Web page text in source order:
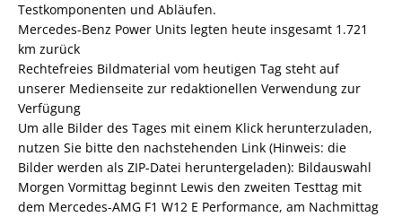
Testkomponenten und Abläufen.
Mercedes-Benz Power Units legten heute insgesamt 1.721
km zurück
Rechtefreies Bildmaterial vom heutigen Tag steht auf
unserer Medienseite zur redaktionellen Verwendung zur
Verfügung
Um alle Bilder des Tages mit einem Klick herunterzuladen,
nutzen Sie bitte den nachstehenden Link (Hinweis: die
Bilder werden als ZIP-Datei heruntergeladen): Bildauswahl
Morgen Vormittag beginnt Lewis den zweiten Testtag mit
dem Mercedes-AMG F1 W12 E Performance, am Nachmittag